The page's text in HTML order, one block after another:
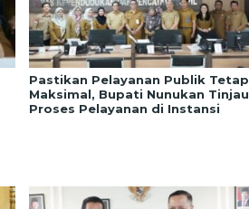
Pastikan Pelayanan Publik Tetap
Maksimal, Bupati Nunukan Tinjau
Proses Pelayanan di Instansi